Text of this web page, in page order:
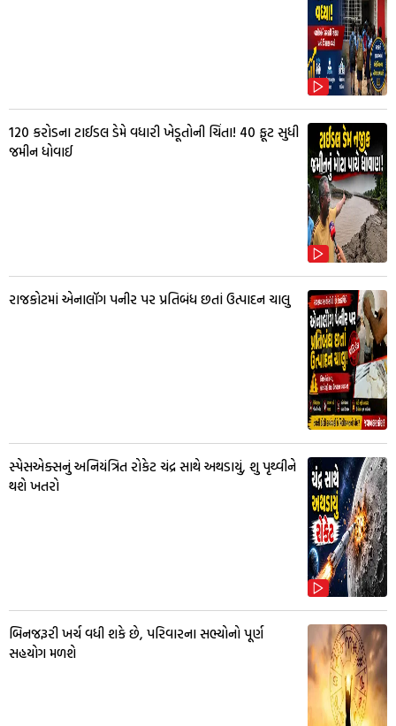
₹120 કરોડના ટાઈડલ ડેમે વધારી ખેડૂતોની ચિંતા! 40 ફૂટ સુધી
જમીન ધોવાઈ
રાજકોટમાં એનાલૉગ પનીર પર પ્રતિબંધ છતાં ઉત્પાદન ચાલુ
સ્પેસએક્સનું અનિયંત્રિત રોકેટ ચંદ્ર સાથે અથડાયું, શુ પૃથ્વીને
થશે ખતરો
બિનજરૂરી ખર્ચ વધી શકે છે, પરિવારના સભ્યોનો પૂર્ણ
સહયોગ મળશે